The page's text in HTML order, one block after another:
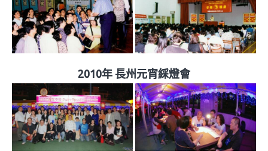
2010年 長州元宵綵燈會